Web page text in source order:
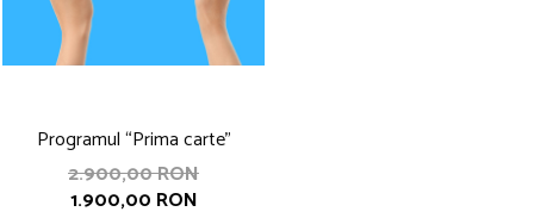
Programul “Prima carte”
2.900,00 RON
1.900,00 RON